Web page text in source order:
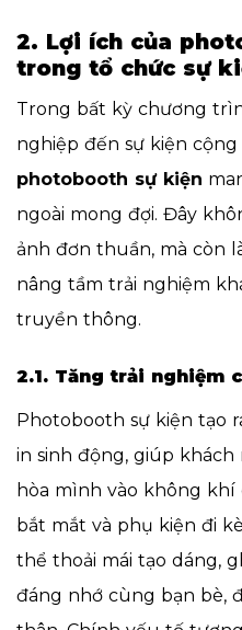
2. Lợi ích của
trong tổ chức sự
Trong bất kỳ chương
nghiệp đến sự kiện
photobooth sự kiện
ngoài mong đợi. Đây
ảnh đơn thuần, mà còn
nâng tầm trải nghiệm
truyền thông.
2.1. Tăng trải nghiệm
Photobooth sự kiện tạo
in sinh động, giúp
hòa mình vào không
bắt mắt và phụ kiện đi
thể thoải mái tạo dáng,
đáng nhớ cùng bạn bè,